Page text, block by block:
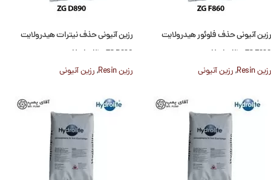
رزین آنیونی حذف فلوئور هیدرولایت
Hydrolite ZG F860
رزین Resin
,رزین آنیونی
رزین آنیونی حذف نیترات هیدرولایت
Hydrolite ZG D890
رزین Resin
,رزین آنیونی